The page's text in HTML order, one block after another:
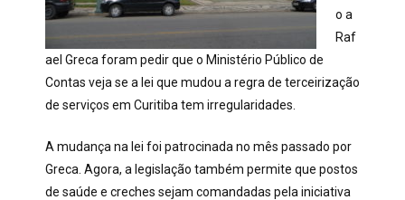
o a
Raf
ael Greca foram pedir que o Ministério Público de
Contas veja se a lei que mudou a regra de terceirização
de serviços em Curitiba tem irregularidades.
A mudança na lei foi patrocinada no mês passado por
Greca. Agora, a legislação também permite que postos
de saúde e creches sejam comandadas pela iniciativa